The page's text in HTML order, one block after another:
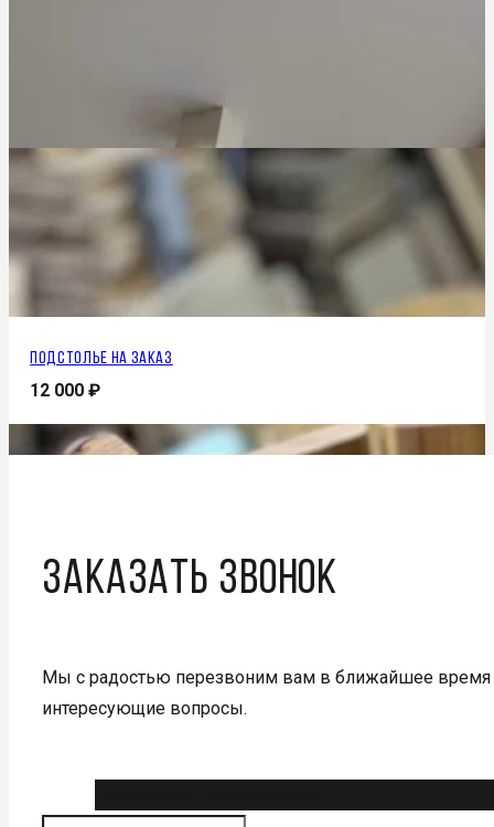
Подстолье на заказ
12 000₽
Заказать звонок
Мы с радостью перезвоним вам в ближайшее время
интересующие вопросы.